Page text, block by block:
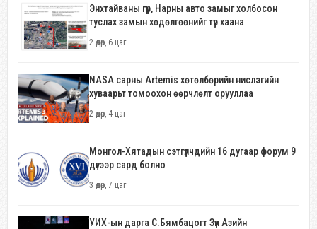
Энхтайваны гүүр, Нарны авто замыг холбосон
туслах замын хөдөлгөөнийг түр хаана
2 өдөр, 6 цаг
NASA сарны Artemis хөтөлбөрийн нислэгийн
хуваарьт томоохон өөрчлөлт орууллаа
2 өдөр, 4 цаг
Монгол-Хятадын сэтгүүлчдийн 16 дугаар форум 9
дүгээр сард болно
3 өдөр, 7 цаг
УИХ-ын дарга С.Бямбацогт Зүүн Азийн